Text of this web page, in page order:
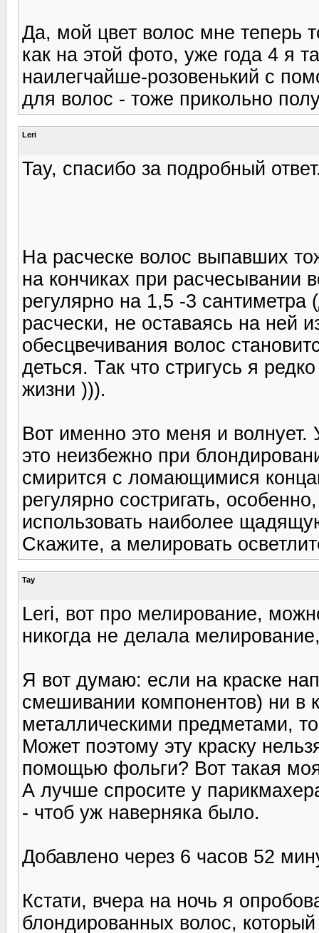
Да, мой цвет волос мне теперь
как на этой фото, уже года 4 я
наилегчайше-розовенький с
для волос - тоже прикольно
Leri
Tay, спасибо за подробный
На расческе волос выпавших
на кончиках при расчесывании
регулярно на 1,5 -3 сантиметра
расчески, не оставаясь на ней
обесцвечивания волос
деться. Так что стригусь я
жизни ))).
Вот именно это меня и
это неизбежно при
смирится с ломающимися
регулярно состригать,
использовать наиболее
Скажите, а мелировать
Tay
Leri, вот про мелирование,
никогда не делала
Я вот думаю: если на краске
смешивании компонентов) ни в
металлическими предметами,
Может поэтому эту краску
помощью фольги? Вот такая моя
А лучше спросите у
- чтоб уж наверняка было.
Добавлено через 6 часов 52
Кстати, вчера на ночь я
блондированных волос,